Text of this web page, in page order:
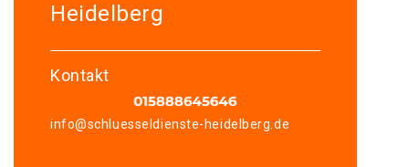
Heidelberg
Kontakt
info@schluesseldienste-heidelberg.de